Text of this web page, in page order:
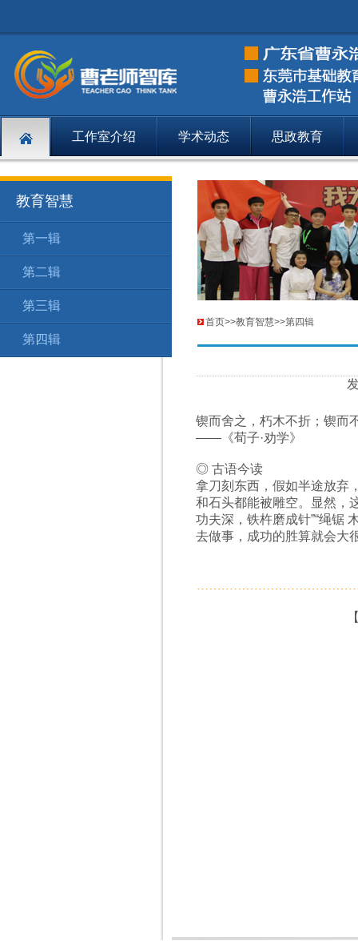
工作室介绍 学术动态 思政教育
教育智慧
第一辑 170 教育智
第二辑 171 教育智
第三辑
第四辑
首页>>教育智慧>>第四辑
锲而舍之，朽木不折；锲而
——《荀子·劝学》
◎ 古语今读
拿刀刻东西，假如半途放弃
和石头都能被雕空。显然，
功夫深，铁杵磨成针”“绳锯
去做事，成功的胜算就会大